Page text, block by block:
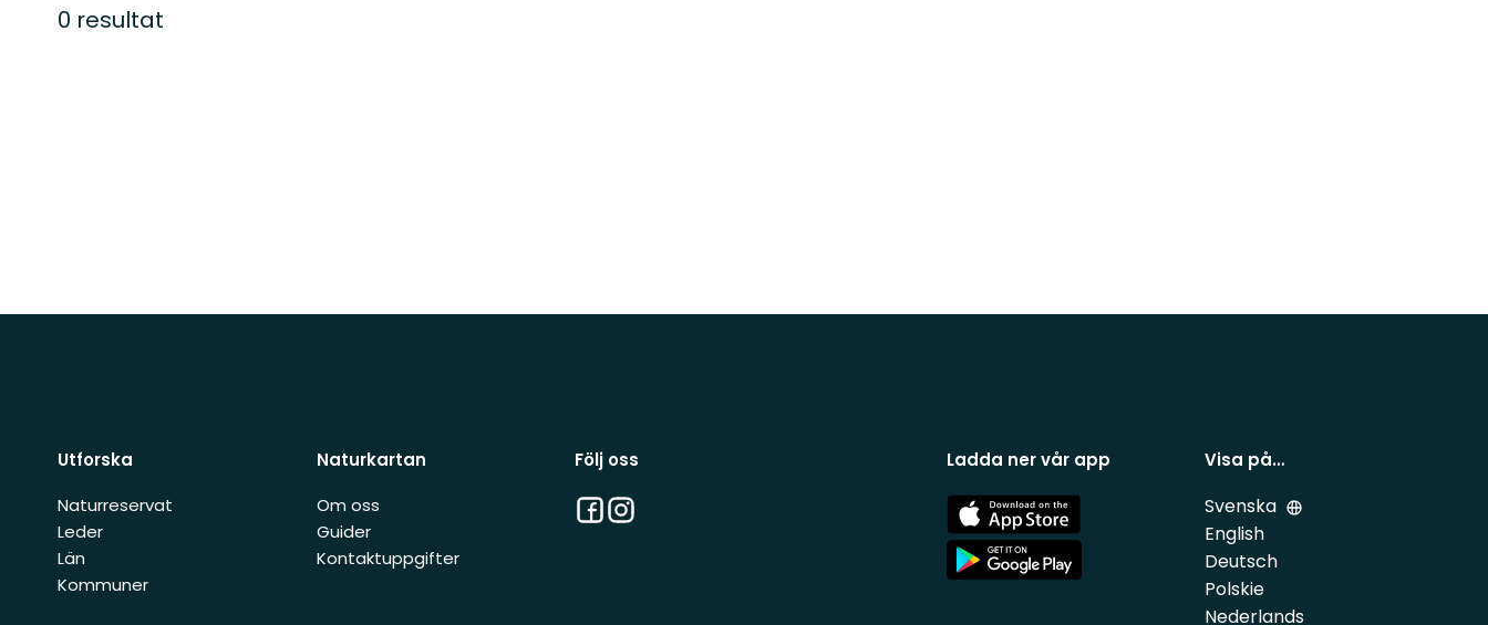
0 resultat
Utforska
Naturreservat
Leder
Län
Kommuner
Naturkartan
Om oss
Guider
Kontaktuppgifter
Följ oss
Facebook
Instagram
Ladda ner vår app
App
Store
App
Store
Visa på…
Svenska
English
Deutsch
Polskie
Nederlands